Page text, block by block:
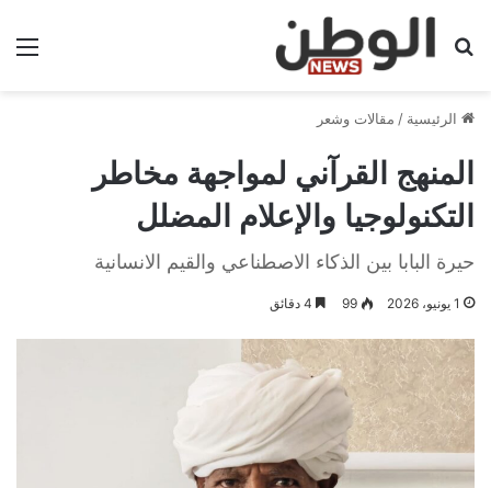
بحث عن
الرئيسية / مقالات وشعر
المنهج القرآني لمواجهة مخاطر
التكنولوجيا والإعلام المضلل
حيرة البابا بين الذكاء الاصطناعي والقيم الانسانية
1 يونيو، 2026 99